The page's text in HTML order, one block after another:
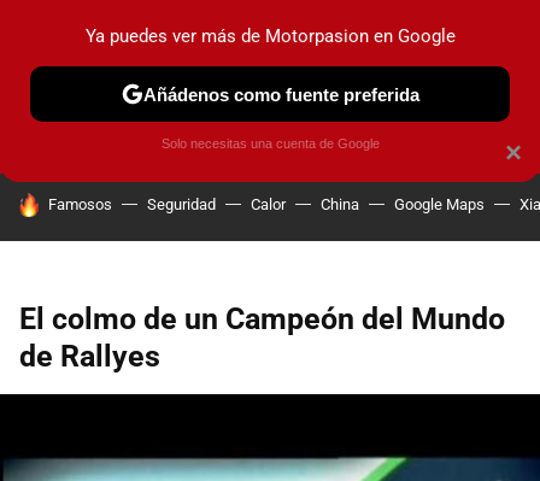
PRUEBAS COCHES ELÉCTRICOS OBSERVATORIO
HOY SE HABLA DE
Famosos Seguridad Calor China Google Maps
El colmo de un Campeón del Mundo
de Rallyes
×
Ya puedes ver más de Motorpasion en Google
Añádenos como fuente preferida
Solo necesitas una cuenta de Google